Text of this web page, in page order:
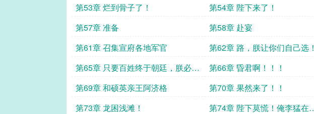
第53章 烂到骨子了！
第54章 陛下来了！
第57章 准备
第58章 赴宴
第61章 召集宣府各地军官
第62章 路，朕让你们自己选！
第65章 只要百姓终于朝廷，朕必不
负卿！
第66章 昏君啊！！！
第69章 和硕英亲王阿济格
第70章 果然来了！！
第73章 龙困浅滩！
第74章 陛下莫慌！俺李猛在